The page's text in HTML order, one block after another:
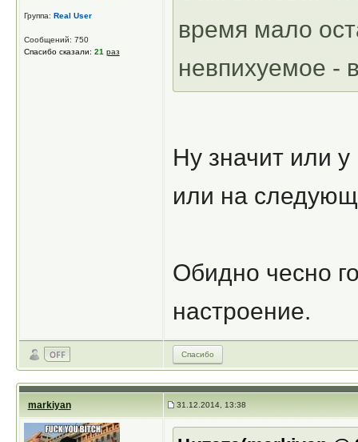
Группа: Real User
Сообщений: 750
Спасибо сказали: 21 раз
время мало
невпихуемое -
Ну значит или у
или на
Обидно чесно
настроение.
Спасибо
markiyan 31.12.2014, 13:38